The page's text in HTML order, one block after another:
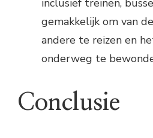
gemakkelijk om van
andere te reizen en
onderweg te
Conclusie